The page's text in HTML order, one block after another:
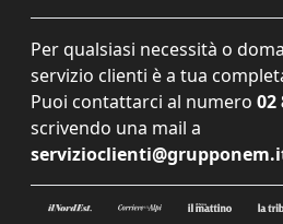
Per qualsiasi necessità o
servizio clienti è a tua
Puoi contattarci al numero 02
scrivendo una mail a